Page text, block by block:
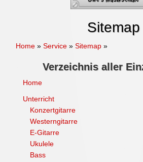
Sitemap
Home » Service » Sitemap »
Verzeichnis aller
Home
Unterricht
Konzertgitarre
Westerngitarre
E-Gitarre
Ukulele
Bass